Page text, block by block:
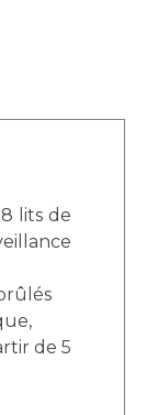
lits de
de 5